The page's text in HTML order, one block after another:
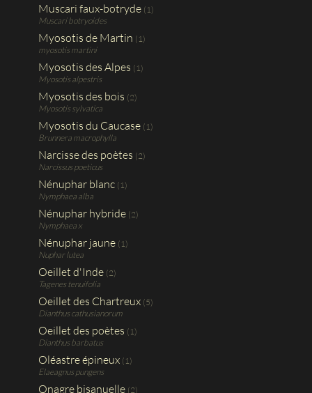
Muscari faux-botryde (1)
Muscari botryoides
Myosotis de Martin (1)
myosotis martini
Myosotis des Alpes (1)
Myosotis alpestris
Myosotis des bois (2)
Myosotis sylvatica
Myosotis du Caucase (1)
Brunnera macrophylla
Narcisse des poètes (2)
Narcissus poeticus
Nénuphar blanc (1)
Nymphaea alba
Nénuphar hybride (2)
Nymphaea x
Nénuphar jaune (1)
Nuphar lutea
Oeillet d'Inde (2)
Tagenes tenuifolia
Oeillet des Chartreux (5)
Dianthus cathusianorum
Oeillet des poètes (1)
Dianthus barbatus
Oléastre épineux (1)
Elaeagnus pungens
Onagre bisanuelle (2)